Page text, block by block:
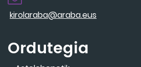
kirolaraba@araba.eus
Ordutegia